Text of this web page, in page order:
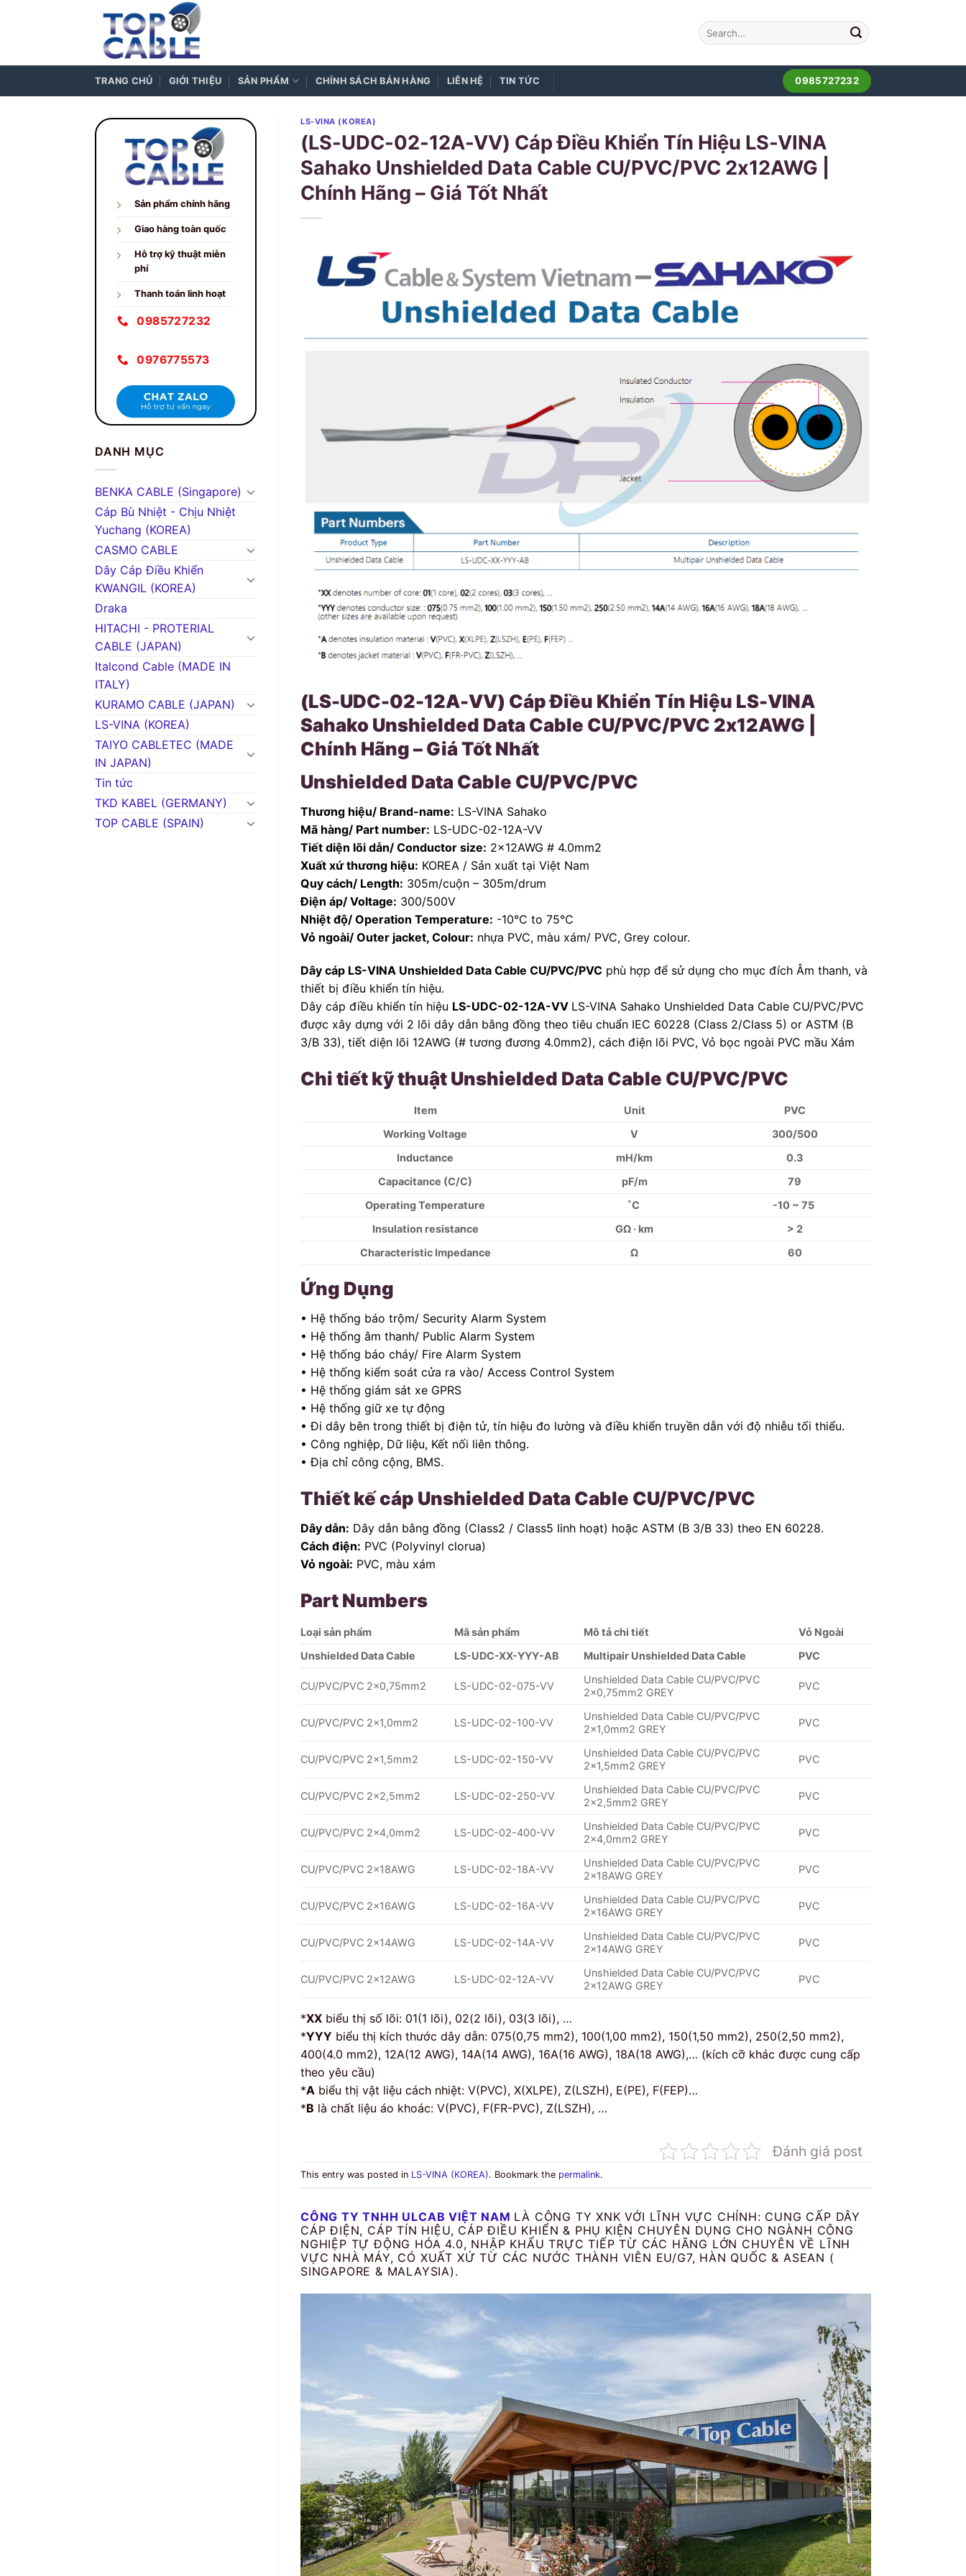
TRANG CHỦ GIỚI THIỆU SẢN PHẨM CHÍNH SÁCH BÁN HÀNG LIÊN HỆ TIN TỨC 0985727232
Sản phẩm chính hãng
Giao hàng toàn quốc
Hỗ trợ kỹ thuật miễn
phí
Thanh toán linh hoạt
0985727232
0976775573
DANH MỤC
BENKA CABLE (Singapore)
Cáp Bù Nhiệt - Chịu Nhiệt
Yuchang (KOREA)
CASMO CABLE
Dây Cáp Điều Khiển
KWANGIL (KOREA)
Draka
HITACHI - PROTERIAL
CABLE (JAPAN)
Italcond Cable (MADE IN
ITALY)
KURAMO CABLE (JAPAN)
LS-VINA (KOREA)
TAIYO CABLETEC (MADE
IN JAPAN)
Tin tức
TKD KABEL (GERMANY)
TOP CABLE (SPAIN)
LS-VINA (KOREA)
(LS-UDC-02-12A-VV) Cáp Điều Khiển Tín Hiệu LS-VINA
Sahako Unshielded Data Cable CU/PVC/PVC 2x12AWG |
Chính Hãng – Giá Tốt Nhất
(LS-UDC-02-12A-VV) Cáp Điều Khiển Tín Hiệu LS-VINA
Sahako Unshielded Data Cable CU/PVC/PVC 2x12AWG |
Chính Hãng – Giá Tốt Nhất
Unshielded Data Cable CU/PVC/PVC
Thương hiệu/ Brand-name: LS-VINA Sahako
Mã hàng/ Part number: LS-UDC-02-12A-VV
Tiết diện lõi dẫn/ Conductor size: 2x12AWG # 4.0mm2
Xuất xứ thương hiệu: KOREA / Sản xuất tại Việt Nam
Quy cách/ Length: 305m/cuộn – 305m/drum
Điện áp/ Voltage: 300/500V
Nhiệt độ/ Operation Temperature: -10°C to 75°C
Vỏ ngoài/ Outer jacket, Colour: nhựa PVC, màu xám/ PVC, Grey colour.
Dây cáp LS-VINA Unshielded Data Cable CU/PVC/PVC phù hợp để sử dụng cho mục đích Âm thanh, và
thiết bị điều khiển tín hiệu.
Dây cáp điều khiển tín hiệu LS-UDC-02-12A-VV LS-VINA Sahako Unshielded Data Cable CU/PVC/PVC
được xây dựng với 2 lõi dây dẫn bằng đồng theo tiêu chuẩn IEC 60228 (Class 2/Class 5) or ASTM (B
3/B 33), tiết diện lõi 12AWG (# tương đương 4.0mm2), cách điện lõi PVC, Vỏ bọc ngoài PVC mầu Xám
Chi tiết kỹ thuật Unshielded Data Cable CU/PVC/PVC
Item Unit
PVC
Working Voltage
V
300/500
Inductance
mH/km
0.3
Capacitance (C/C)
pF/m
79
Operating Temperature
˚C
-10 ~ 75
Insulation resistance
GΩ · km
> 2
Characteristic Impedance
Ω 60
Ứng Dụng
• Hệ thống báo trộm/ Security Alarm System
• Hệ thống âm thanh/ Public Alarm System
• Hệ thống báo cháy/ Fire Alarm System
• Hệ thống kiểm soát cửa ra vào/ Access Control System
• Hệ thống giám sát xe GPRS
• Hệ thống giữ xe tự động
• Đi dây bên trong thiết bị điện tử, tín hiệu đo lường và điều khiển truyền dẫn với độ nhiễu tối thiểu.
• Công nghiệp, Dữ liệu, Kết nối liên thông.
• Địa chỉ công cộng, BMS.
Thiết kế cáp Unshielded Data Cable CU/PVC/PVC
Dây dẫn: Dây dẫn bằng đồng (Class2 / Class5 linh hoạt) hoặc ASTM (B 3/B 33) theo EN 60228.
Cách điện: PVC (Polyvinyl clorua)
Vỏ ngoài: PVC, màu xám
Part Numbers
Loại sản phẩm Mã sản phẩm Mô tả chi tiết
Vỏ Ngoài
Unshielded Data Cable
LS-UDC-XX-YYY-AB Multipair Unshielded Data Cable PVC
CU/PVC/PVC 2×0,75mm2 LS-UDC-02-075-VV
Unshielded Data Cable CU/PVC/PVC
2×0,75mm2 GREY
PVC
CU/PVC/PVC 2×1,0mm2 LS-UDC-02-100-VV
Unshielded Data Cable CU/PVC/PVC
2×1,0mm2 GREY
PVC
CU/PVC/PVC 2×1,5mm2 LS-UDC-02-150-VV
Unshielded Data Cable CU/PVC/PVC
2×1,5mm2 GREY
PVC
CU/PVC/PVC 2×2,5mm2 LS-UDC-02-250-VV
Unshielded Data Cable CU/PVC/PVC
2×2,5mm2 GREY
PVC
CU/PVC/PVC 2×4,0mm2 LS-UDC-02-400-VV
Unshielded Data Cable CU/PVC/PVC
2×4,0mm2 GREY
PVC
CU/PVC/PVC 2x18AWG LS-UDC-02-18A-VV
Unshielded Data Cable CU/PVC/PVC
2x18AWG GREY
PVC
CU/PVC/PVC 2x16AWG LS-UDC-02-16A-VV
Unshielded Data Cable CU/PVC/PVC
2x16AWG GREY
PVC
CU/PVC/PVC 2x14AWG LS-UDC-02-14A-VV
Unshielded Data Cable CU/PVC/PVC
2x14AWG GREY
PVC
CU/PVC/PVC 2x12AWG LS-UDC-02-12A-VV
Unshielded Data Cable CU/PVC/PVC
2x12AWG GREY
PVC
*XX biểu thị số lõi: 01(1 lõi), 02(2 lõi), 03(3 lõi), …
*YYY biểu thị kích thước dây dẫn: 075(0,75 mm2), 100(1,00 mm2), 150(1,50 mm2), 250(2,50 mm2),
400(4.0 mm2), 12A(12 AWG), 14A(14 AWG), 16A(16 AWG), 18A(18 AWG),… (kích cỡ khác được cung cấp
theo yêu cầu)
*A biểu thị vật liệu cách nhiệt: V(PVC), X(XLPE), Z(LSZH), E(PE), F(FEP)…
*B là chất liệu áo khoác: V(PVC), F(FR-PVC), Z(LSZH), …
Đánh giá post
This entry was posted in LS-VINA (KOREA). Bookmark the permalink.
CÔNG TY TNHH ULCAB VIỆT NAM LÀ CÔNG TY XNK VỚI LĨNH VỰC CHÍNH: CUNG CẤP DÂY
CÁP ĐIỆN, CÁP TÍN HIỆU, CÁP ĐIỀU KHIỂN & PHỤ KIỆN CHUYÊN DỤNG CHO NGÀNH CÔNG
NGHIỆP TỰ ĐỘNG HÓA 4.0, NHẬP KHẨU TRỰC TIẾP TỪ CÁC HÃNG LỚN CHUYÊN VỀ LĨNH
VỰC NHÀ MÁY, CÓ XUẤT XỨ TỪ CÁC NƯỚC THÀNH VIÊN EU/G7, HÀN QUỐC & ASEAN (
SINGAPORE & MALAYSIA).